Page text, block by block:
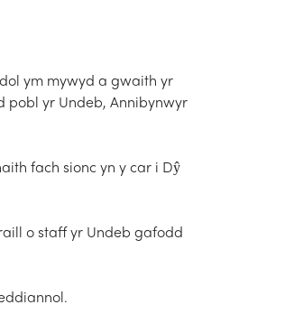
ym mywyd a gwaith yr
pobl yr Undeb, Annibynwyr
fach sionc yn y car i Dŷ
o staff yr Undeb gafodd